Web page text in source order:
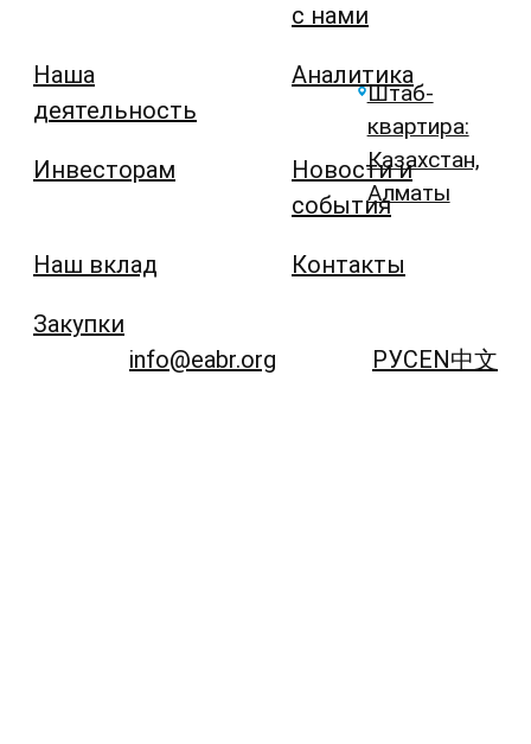
Наша
деятельность
Инвесторам
Наш вклад
Закупки
с нами
Аналитика
Новости и
события
Контакты
Штаб-
квартира:
Казахстан,
Алматы
info@eabr.org РУСEN中文